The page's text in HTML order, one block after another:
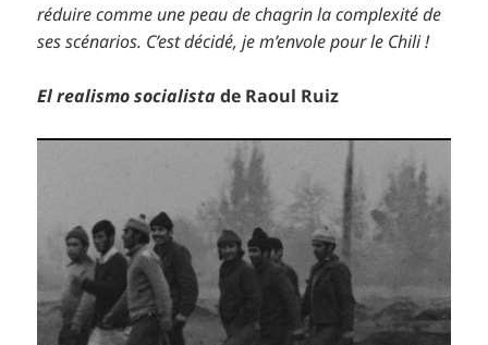
réduire comme une peau de chagrin la complexité de
ses scénarios. C’est décidé, je m’envole pour le Chili !
El realismo socialistade Raoul Ruiz